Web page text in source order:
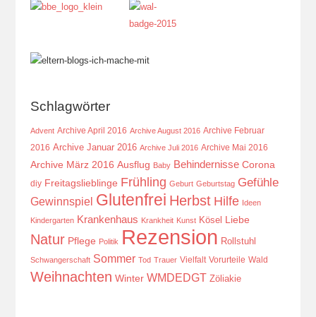
Schlagwörter
Advent Archive April 2016 Archive August 2016 Archive Februar
2016 Archive Januar 2016 Archive Juli 2016 Archive Mai 2016
Archive März 2016 Ausflug Baby Behindernisse Corona
diy Freitagslieblinge Frühling Geburt Geburtstag Gefühle
Gewinnspiel Glutenfrei Herbst Hilfe Ideen
Kindergarten Krankenhaus Krankheit Kunst Kösel Liebe
Natur Pflege Politik Rezension Rollstuhl
Schwangerschaft Sommer Tod Trauer Vielfalt Vorurteile Wald
Weihnachten Winter WMDEDGT Zöliakie